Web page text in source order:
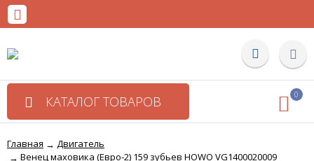
КАТАЛОГ ТОВАРОВ 0
Главная → Двигатель
→ Венец маховика (Евро-2) 159 зубьев HOWO VG1400020009